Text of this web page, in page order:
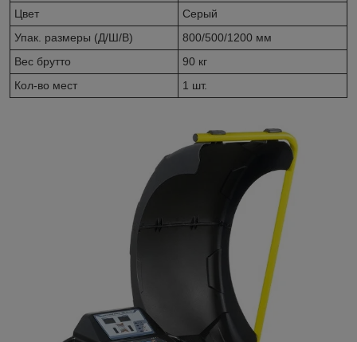
Цвет
Серый
Упак. размеры (Д/Ш/В)
800/500/1200 мм
Вес брутто
90 кг
Кол-во мест
1 шт.